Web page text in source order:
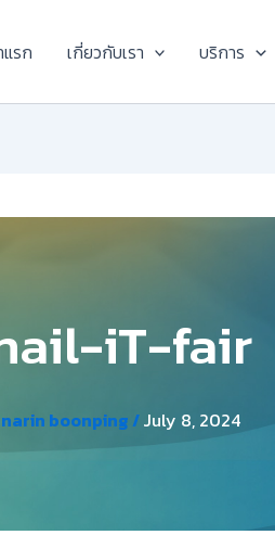
รก เกี่ยวกับเรา บริการ
iT-fair
narin boonping/July 8, 2024